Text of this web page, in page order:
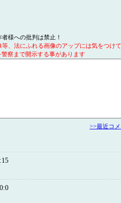
様への批判は禁止！
、法にふれる画像のアップには気をつけ
察まで開示する事があります
>>最近コ